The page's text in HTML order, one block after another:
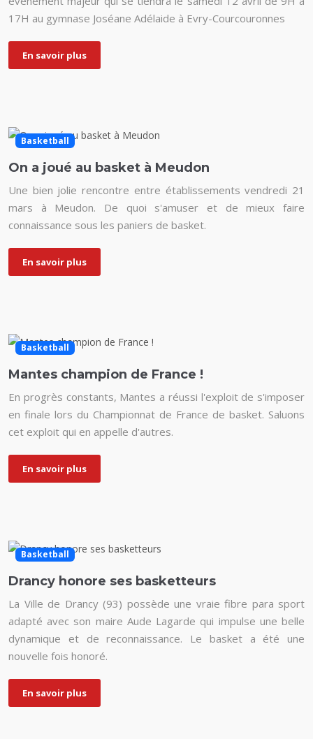
17H au gymnase Joséane Adélaide à Evry-Courcouronnes
En savoir plus
Basketball
On a joué au basket à Meudon
Une bien jolie rencontre entre établissements vendredi 21
mars à Meudon. De quoi s'amuser et de mieux faire
connaissance sous les paniers de basket.
En savoir plus
Basketball
Mantes champion de France !
En progrès constants, Mantes a réussi l'exploit de s'imposer
en finale lors du Championnat de France de basket. Saluons
cet exploit qui en appelle d'autres.
En savoir plus
Basketball
Drancy honore ses basketteurs
La Ville de Drancy (93) possède une vraie fibre para sport
adapté avec son maire Aude Lagarde qui impulse une belle
dynamique et de reconnaissance. Le basket a été une
nouvelle fois honoré.
En savoir plus